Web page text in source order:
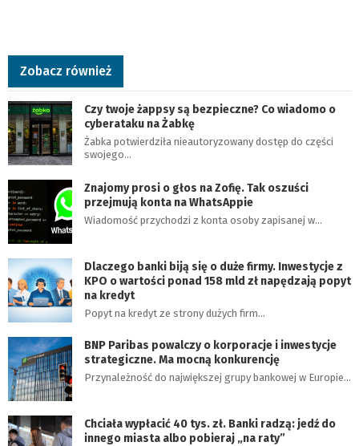
Zobacz również
Czy twoje żappsy są bezpieczne? Co wiadomo o
cyberataku na Żabkę
Żabka potwierdziła nieautoryzowany dostęp do części
swojego…
Znajomy prosi o głos na Zofię. Tak oszuści
przejmują konta na WhatsAppie
Wiadomość przychodzi z konta osoby zapisanej w…
Dlaczego banki biją się o duże firmy. Inwestycje z
KPO o wartości ponad 158 mld zł napędzają popyt
na kredyt
Popyt na kredyt ze strony dużych firm…
BNP Paribas powalczy o korporacje i inwestycje
strategiczne. Ma mocną konkurencję
Przynależność do największej grupy bankowej w Europie…
Chciała wypłacić 40 tys. zł. Banki radzą: jedź do
innego miasta albo pobieraj „na raty”